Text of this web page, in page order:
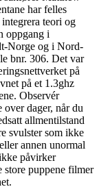
har felles
teori og
oppgang i
Norge og i Nord-
bnr. 306. Det var
på
på et 1.3ghz
Observér
dager, når du
allmentilstand
svulster som ikke
annen unormal
påvirker
store puppene filmer